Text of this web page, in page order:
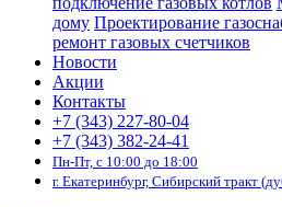
дому Проектирование
ремонт газовых счетчиков
Новости
Акции
Контакты
+7 (343) 227-80-04
+7 (343) 382-24-41
Пн-Пт, с 10:00 до 18:00
г. Екатеринбург, Сибирский тракт